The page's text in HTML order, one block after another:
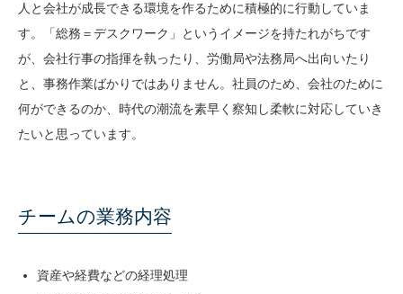
技術ブログ
人と会社が成長できる環境を作るために積極的に行動していま
す。「総務＝デスクワーク」というイメージを持たれがちです
が、会社行事の指揮を執ったり、労働局や法務局へ出向いたり
と、事務作業ばかりではありません。社員のため、会社のために
何ができるのか、時代の潮流を素早く察知し柔軟に対応していき
たいと思っています。
チームの業務内容
資産や経費などの経理処理